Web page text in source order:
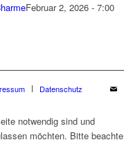
Februar 2, 2026 - 7:00
Datenschutz
notwendig sind und
möchten. Bitte beachte